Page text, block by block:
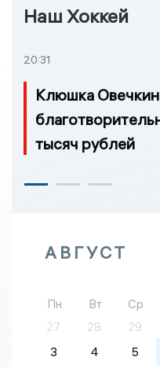
Наш Хоккей
20:31
Клюшка
тысяч рублей
АВГУСТ
Пн Вт Ср
27
28 29
3
4 5